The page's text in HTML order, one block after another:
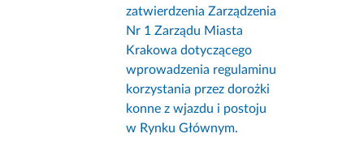
zatwierdzenia Zarządzenia
Nr 1 Zarządu Miasta
Krakowa dotyczącego
wprowadzenia regulaminu
korzystania przez dorożki
konne z wjazdu i postoju
w Rynku Głównym.